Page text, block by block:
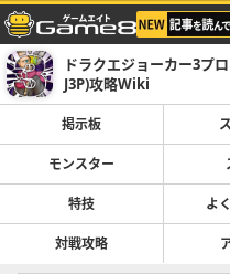
ドラクエジョーカー3プ
J3P)攻略Wiki
掲示板
モンスター
特技 よ
対戦攻略